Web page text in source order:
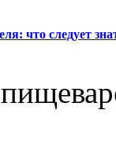
что следует